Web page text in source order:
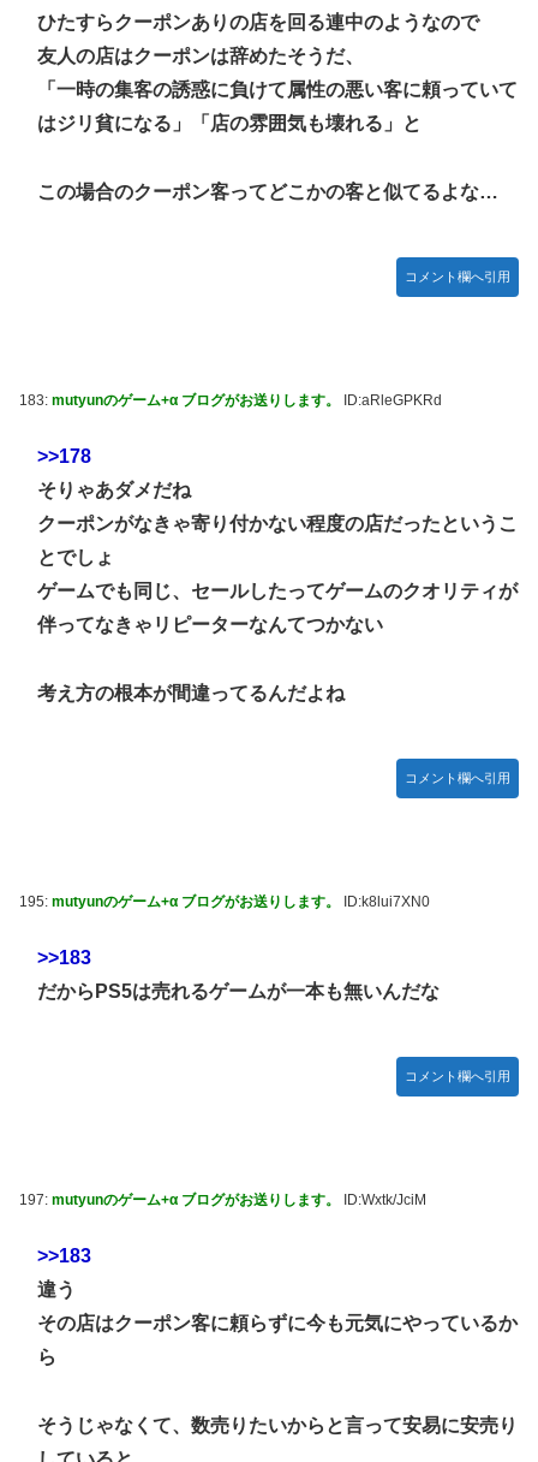
ひたすらクーポンありの店を回る連中のようなので
友人の店はクーポンは辞めたそうだ、
「一時の集客の誘惑に負けて属性の悪い客に頼っていて
はジリ貧になる」「店の雰囲気も壊れる」と
この場合のクーポン客ってどこかの客と似てるよな…
コメント欄へ引用
183: mutyunのゲーム+α ブログがお送りします。 ID:aRleGPKRd
>>178
そりゃあダメだね
クーポンがなきゃ寄り付かない程度の店だったというこ
とでしょ
ゲームでも同じ、セールしたってゲームのクオリティが
伴ってなきゃリピーターなんてつかない
考え方の根本が間違ってるんだよね
コメント欄へ引用
195: mutyunのゲーム+α ブログがお送りします。 ID:k8lui7XN0
>>183
だからPS5は売れるゲームが一本も無いんだな
コメント欄へ引用
197: mutyunのゲーム+α ブログがお送りします。 ID:Wxtk/JciM
>>183
違う
その店はクーポン客に頼らずに今も元気にやっているか
ら
そうじゃなくて、数売りたいからと言って安易に安売り